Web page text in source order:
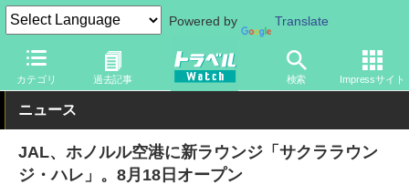
Powered by Translate
カテゴリ 過去記事 検索 Impressサイト
トラベル Watch 地域 海外旅行 ハワイ
ニュース
JAL、ホノルル空港に新ラウンジ「サクララウン
ジ・ハレ」。8月18日オープン